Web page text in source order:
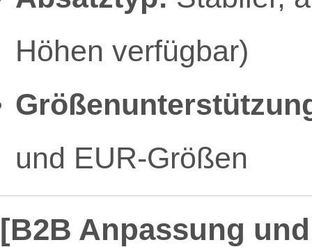
Höhen verfügbar)
und EUR-Größen
[B2B Anpassung